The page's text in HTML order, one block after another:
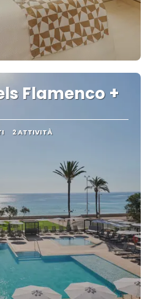
Vedere
Flamenco +
2 ATTIVITÀ